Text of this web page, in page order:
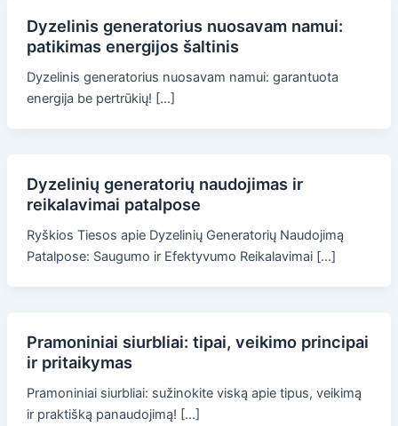
Dyzelinis generatorius nuosavam namui:
patikimas energijos šaltinis
Dyzelinis generatorius nuosavam namui: garantuota
energija be pertrūkių! […]
Dyzelinių generatorių naudojimas ir
reikalavimai patalpose
Ryškios Tiesos apie Dyzelinių Generatorių Naudojimą
Patalpose: Saugumo ir Efektyvumo Reikalavimai […]
Pramoniniai siurbliai: tipai, veikimo principai
ir pritaikymas
Pramoniniai siurbliai: sužinokite viską apie tipus, veikimą
ir praktišką panaudojimą! […]